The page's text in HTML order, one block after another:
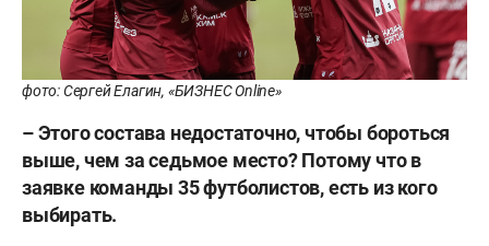
фото: Сергей Елагин, «БИЗНЕС Online»
– Этого состава недостаточно, чтобы бороться
выше, чем за седьмое место? Потому что в
заявке команды 35 футболистов, есть из кого
выбирать.